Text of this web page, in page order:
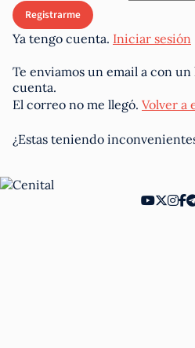
Ya tengo cuenta. Iniciar sesión
Te enviamos un email a con un
cuenta.
El correo no me llegó. Volver a
¿Estas teniendo